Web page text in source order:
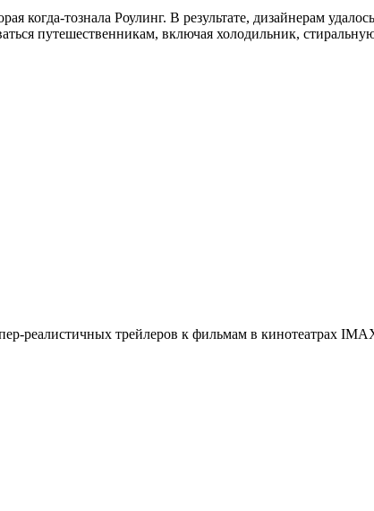
тознала Роулинг. В результате, дизайнерам
путешественникам, включая холодильник,
реалистичных трейлеров к фильмам в кинотеатрах